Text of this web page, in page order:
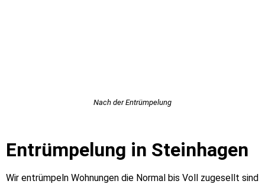
Nach der Entrümpelung
Entrümpelung in Steinhagen
Wir entrümpeln Wohnungen die Normal bis Voll zugesellt sind